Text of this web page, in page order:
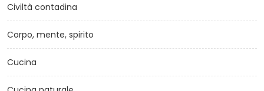
Civiltà contadina
Corpo, mente, spirito
Cucina